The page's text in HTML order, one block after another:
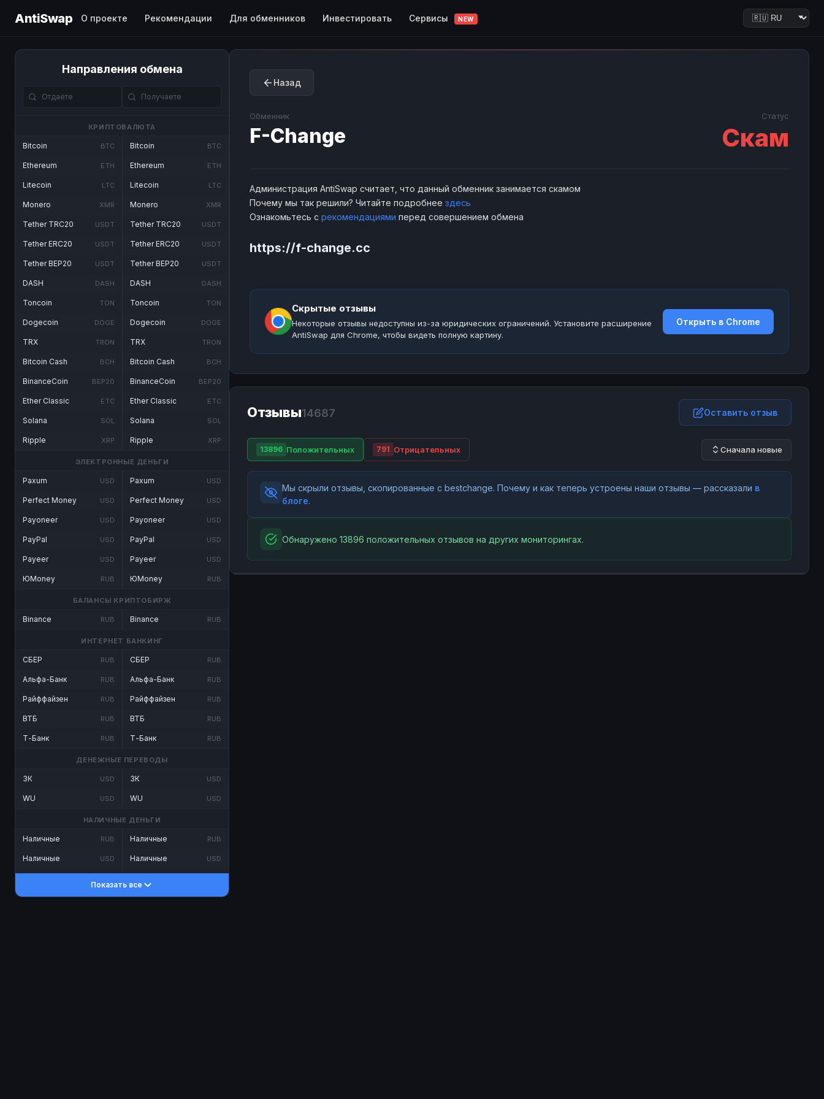
AntiSwap О проекте Рекомендации Для обменников Инвестировать Сервисы NEW
Направления обмена
КРИПТОВАЛЮТА
Bitcoin BTC
Ethereum ETH
Litecoin LTC
Monero XMR
Tether TRC20 USDT
Tether ERC20 USDT
Tether BEP20 USDT
DASH DASH
Toncoin TON
Dogecoin DOGE
TRX TRON
Bitcoin Cash BCH
BinanceCoin BEP20
Ether Classic ETC
Solana SOL
Ripple XRP
Bitcoin BTC
Ethereum ETH
Litecoin LTC
Monero XMR
Tether TRC20 USDT
Tether ERC20 USDT
Tether BEP20 USDT
DASH DASH
Toncoin TON
Dogecoin DOGE
TRX TRON
Bitcoin Cash BCH
BinanceCoin BEP20
Ether Classic ETC
Solana SOL
Ripple XRP
ЭЛЕКТРОННЫЕ ДЕНЬГИ
Paxum USD
Perfect Money USD
Payoneer USD
PayPal USD
Payeer USD
ЮMoney RUB
Paxum USD
Perfect Money USD
Payoneer USD
PayPal USD
Payeer USD
ЮMoney RUB
БАЛАНСЫ КРИПТОБИРЖ
Binance RUB Binance RUB
ИНТЕРНЕТ БАНКИНГ
СБЕР RUB
Альфа-Банк RUB
Райффайзен RUB
ВТБ RUB
Т-Банк RUB
СБЕР RUB
Альфа-Банк RUB
Райффайзен RUB
ВТБ RUB
Т-Банк RUB
ДЕНЕЖНЫЕ ПЕРЕВОДЫ
ЗК USD
WU USD
ЗК USD
WU USD
НАЛИЧНЫЕ ДЕНЬГИ
Наличные RUB
Наличные USD
Наличные RUB
Наличные USD
Показать все
Назад
Обменник
F-Change
Статус
Скам
Администрация AntiSwap считает, что данный обменник занимается скамом
Почему мы так решили? Читайте подробнее здесь
Ознакомьтесь с рекомендациями перед совершением обмена
https://f-change.cc
Скрытые отзывы
Некоторые отзывы недоступны из-за юридических ограничений. Установите расширение
AntiSwap для Chrome, чтобы видеть полную картину.
Открыть в Chrome
Отзывы14687 Оставить отзыв
13896 Положительных 791 Отрицательных Сначала новые
Мы скрыли отзывы, скопированные с bestchange. Почему и как теперь устроены наши отзывы — рассказали в
блоге.
Обнаружено 13896 положительных отзывов на других мониторингах.